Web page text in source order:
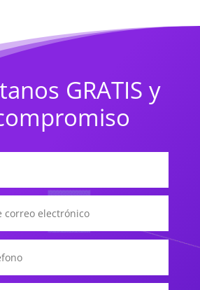
GRATIS y